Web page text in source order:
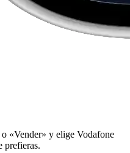
«Vender» y elige Vodafone
prefieras.